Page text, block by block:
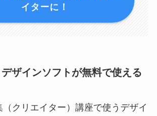
イターに！
ザインソフトが無料で使える
クリエイター）講座で使うデザイ